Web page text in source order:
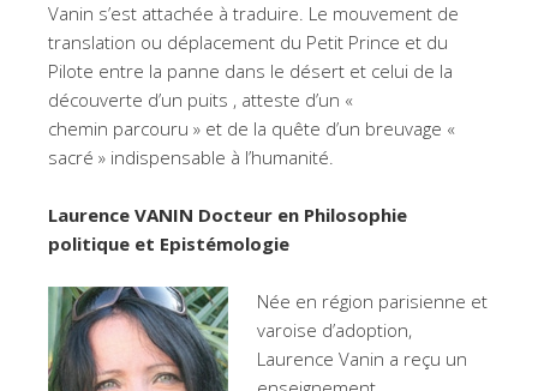
Vanin s’est attachée à traduire. Le mouvement de
translation ou déplacement du Petit Prince et du
Pilote entre la panne dans le désert et celui de la
découverte d’un puits , atteste d’un «
chemin parcouru » et de la quête d’un breuvage «
sacré » indispensable à l’humanité.
Laurence VANIN Docteur en Philosophie
politique et Epistémologie
Née en région parisienne et
varoise d’adoption,
Laurence Vanin a reçu un